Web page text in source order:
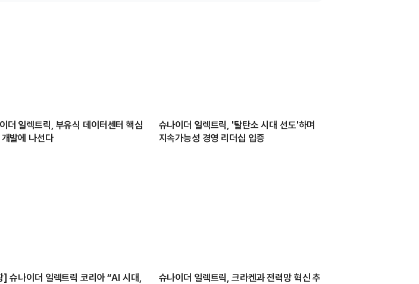
더 일렉트릭, 부유식 데이터센터 핵심
발에 나선다
슈나이더 일렉트릭, '탈탄소 시대 선도'하며
지속가능성 경영 리더십 입증
] 슈나이더 일렉트릭 코리아 “AI 시대,
슈나이더 일렉트릭, 크라켄과 전력망 혁신 추